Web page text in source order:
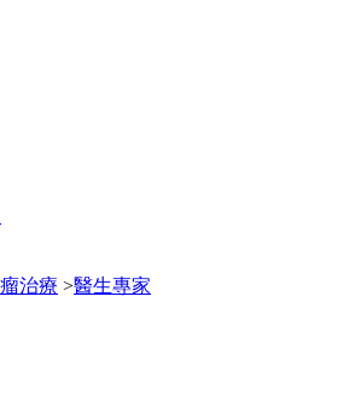
治療 >醫生專家